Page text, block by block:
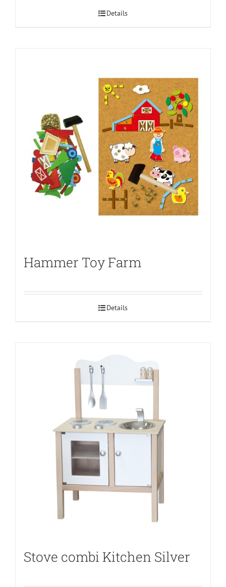
Details
Hammer Toy Farm
Details
Stove combi Kitchen Silver